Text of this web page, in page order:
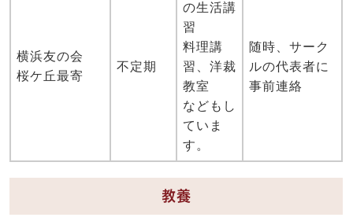
横浜友の会
桜ケ丘最寄
不定期
の生活講
習
料理講
習、洋裁
教室
などもし
ていま
す。
随時、サーク
ルの代表者に
事前連絡
教養